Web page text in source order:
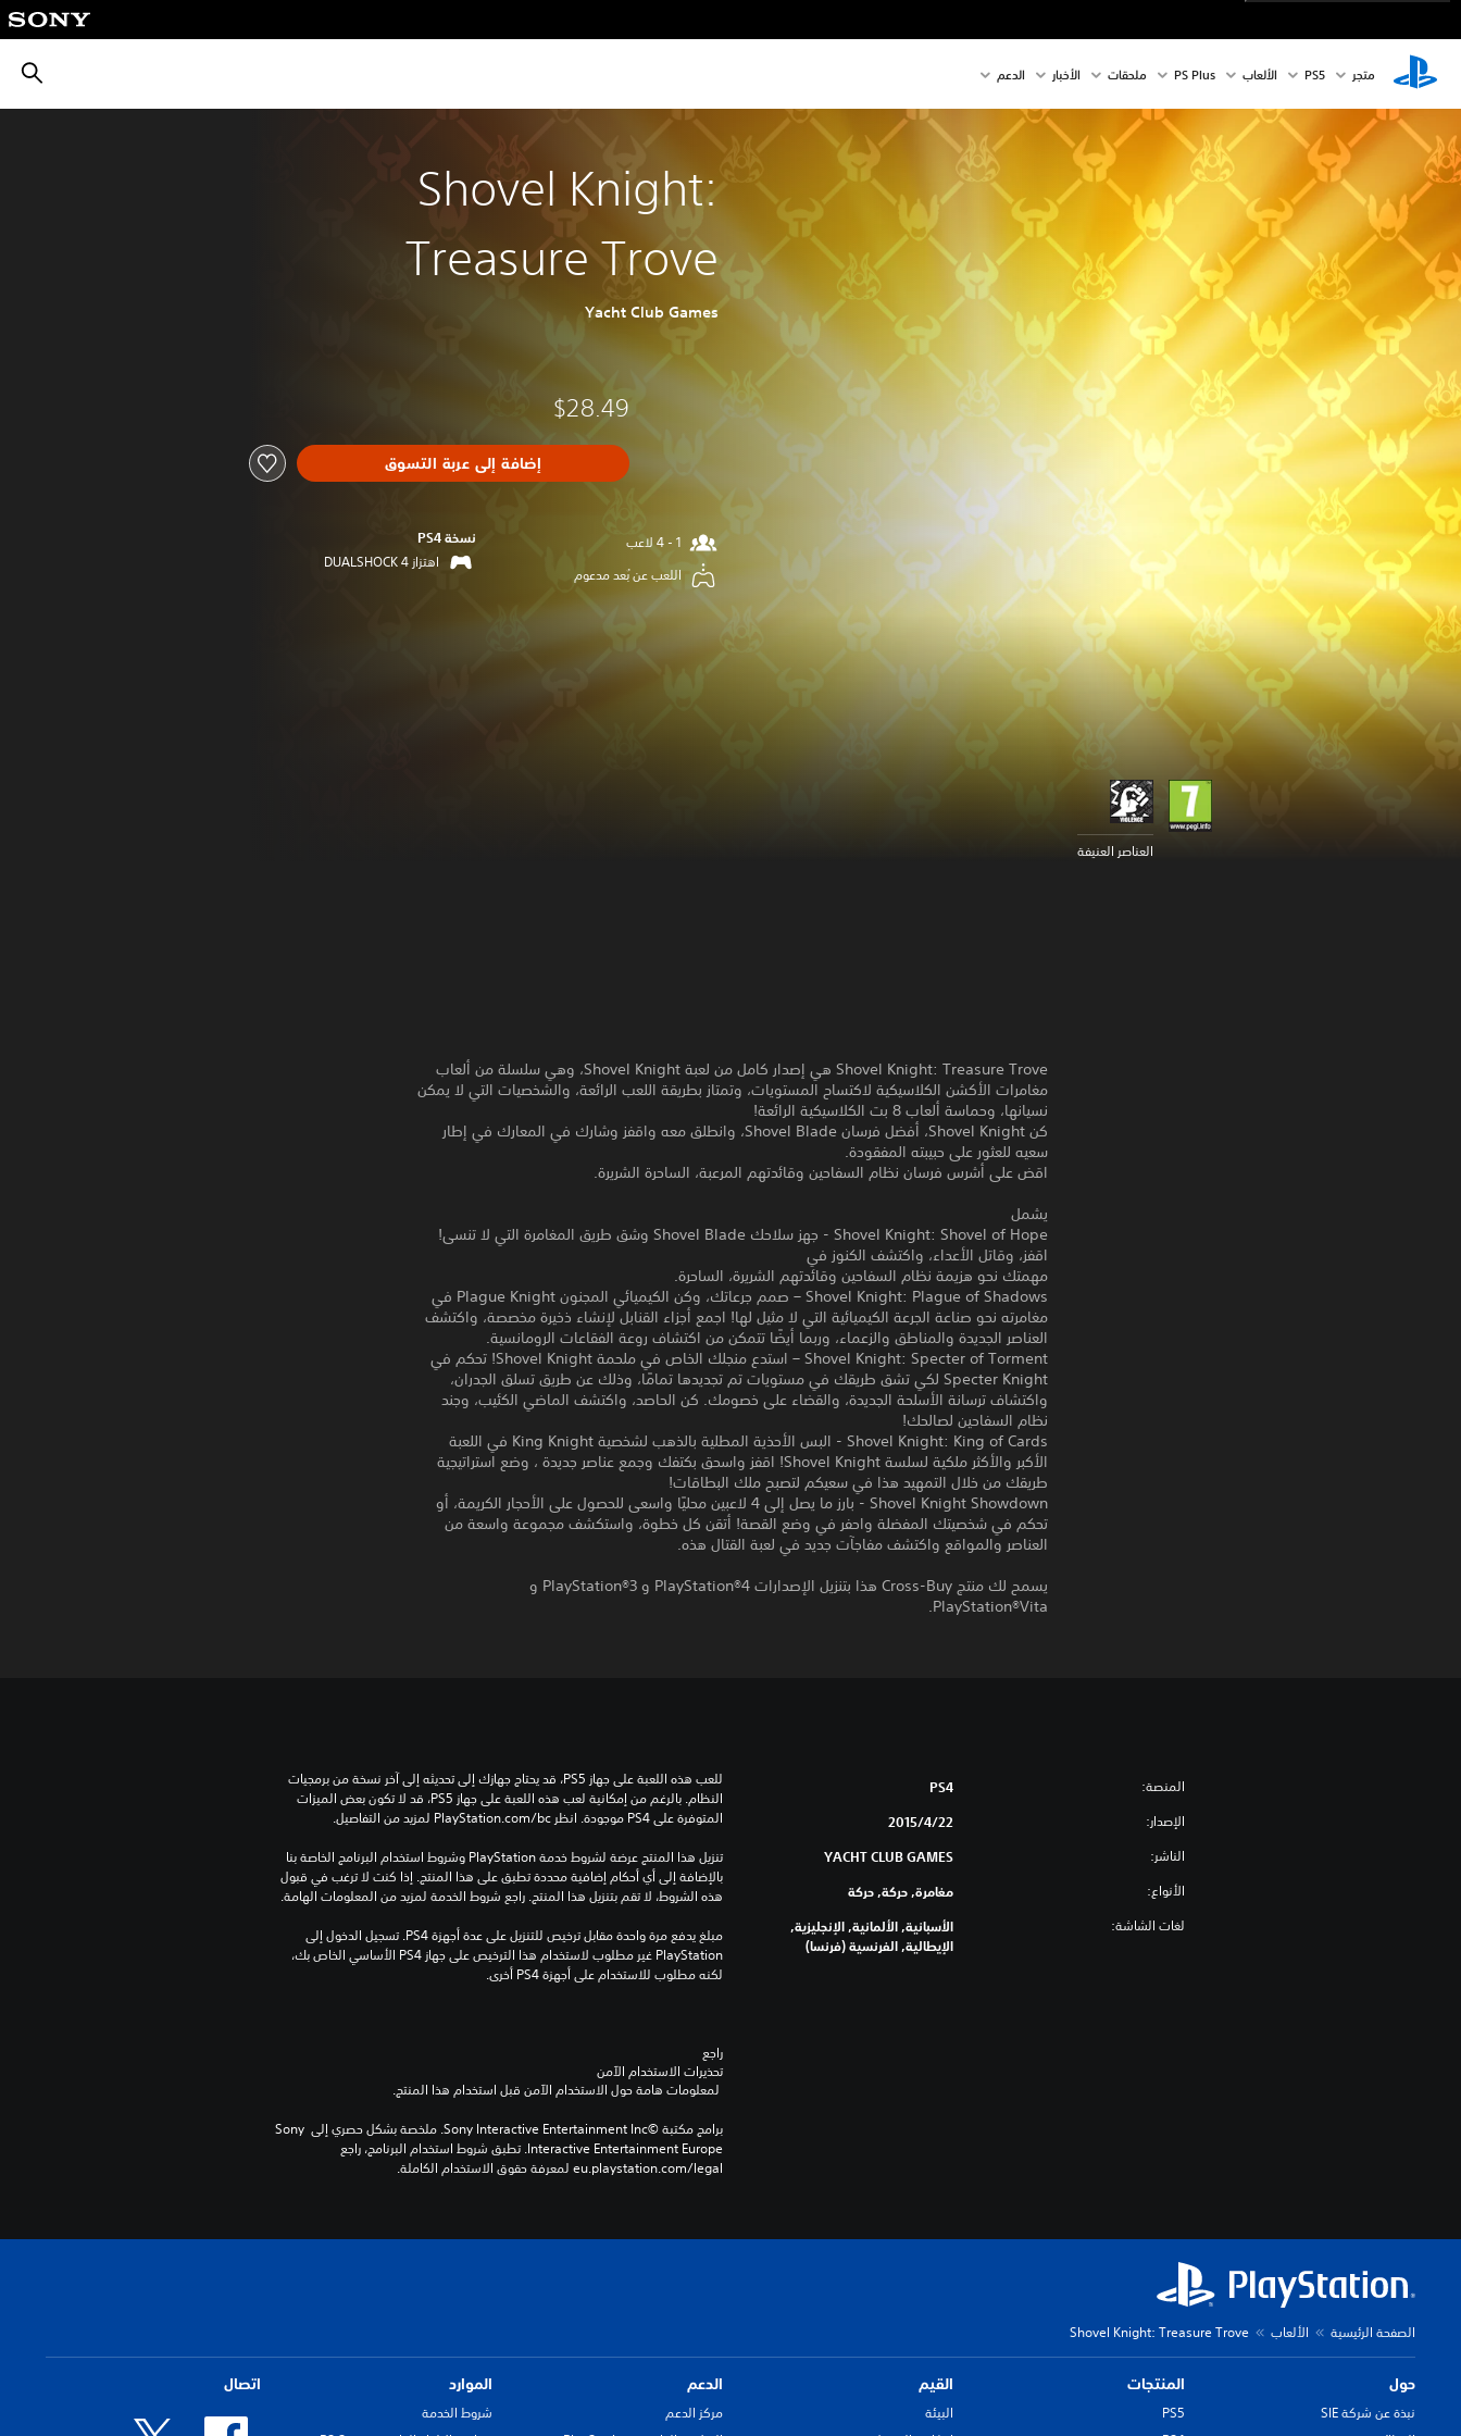
متجر PS5‏ الألعاب PS Plus ملحقات الأخبار الدعم
Shovel Knight:
Treasure Trove
Yacht Club Games
$28.49
إضافة إلى عربة التسوق
اللعب عن بُعد مدعوم
نسخة PS4‏
اهتزاز DUALSHOCK 4‏
العناصر العنيفة
Shovel Knight: Treasure Trove هي إصدار كامل من لعبة Shovel Knight، وهي سلسلة من ألعاب
مغامرات الأكشن الكلاسيكية لاكتساح المستويات، وتمتاز بطريقة اللعب الرائعة، والشخصيات التي لا يمكن
نسيانها، وحماسة ألعاب 8 بت الكلاسيكية الرائعة!
كن Shovel Knight، أفضل فرسان Shovel Blade، وانطلق معه واقفز وشارك في المعارك في إطار
سعيه للعثور على حبيبته المفقودة.
اقض على أشرس فرسان نظام السفاحين وقائدتهم المرعبة، الساحرة الشريرة.
يشمل
Shovel Knight: Shovel of Hope - جهز سلاحك Shovel Blade وشق طريق المغامرة التي لا تنسى!
اقفز، وقاتل الأعداء، واكتشف الكنوز في
مهمتك نحو هزيمة نظام السفاحين وقائدتهم الشريرة، الساحرة.
Shovel Knight: Plague of Shadows – صمم جرعاتك، وكن الكيميائي المجنون Plague Knight في
مغامرته نحو صناعة الجرعة الكيميائية التي لا مثيل لها! اجمع أجزاء القنابل لإنشاء ذخيرة مخصصة، واكتشف
العناصر الجديدة والمناطق والزعماء، وربما أيضًا تتمكن من اكتشاف روعة الفقاعات الرومانسية.
Shovel Knight: Specter of Torment – استدع منجلك الخاص في ملحمة Shovel Knight! تحكم في
Specter Knight لكي تشق طريقك في مستويات تم تجديدها تمامًا، وذلك عن طريق تسلق الجدران،
واكتشاف ترسانة الأسلحة الجديدة، والقضاء على خصومك. كن الحاصد، واكتشف الماضي الكئيب، وجند
نظام السفاحين لصالحك!
Shovel Knight: King of Cards - البس الأحذية المطلية بالذهب لشخصية King Knight في اللعبة
الأكبر والأكثر ملكية لسلسة Shovel Knight! اقفز واسحق بكتفك وجمع عناصر جديدة ، وضع استراتيجية
طريقك من خلال التمهيد هذا في سعيكم لتصبح ملك البطاقات!
Shovel Knight Showdown - بارز ما يصل إلى 4 لاعبين محليًا واسعى للحصول على الأحجار الكريمة، أو
تحكم في شخصيتك المفضلة واحفر في وضع القصة! أتقن كل خطوة، واستكشف مجموعة واسعة من
العناصر والمواقع واكتشف مفاجآت جديد في لعبة القتال هذه.
يسمح لك منتج Cross-Buy هذا بتنزيل الإصدارات PlayStation®4 و PlayStation®3 و
PlayStation®Vita.
المنصة: PS4
الإصدار: 22‏/4‏/2015
الناشر: YACHT CLUB GAMES
الأنواع: مغامرة, حركة, حركة
لغات الشاشة:
الأسبانية, الألمانية, الإنجليزية,
الإيطالية, الفرنسية (فرنسا)
للعب هذه اللعبة على جهاز PS5، قد يحتاج جهازك إلى تحديثه إلى آخر نسخة من برمجيات
النظام. بالرغم من إمكانية لعب هذه اللعبة على جهاز PS5، قد لا تكون بعض الميزات
المتوفرة على PS4 موجودة. انظر ‎PlayStation.com/bc لمزيد من التفاصيل.
بالإضافة إلى أي أحكام إضافية محددة تطبق على هذا المنتج. إذا كنت لا ترغب في قبول
هذه الشروط، لا تقم بتنزيل هذا المنتج. راجع شروط الخدمة لمزيد من المعلومات الهامة.
مبلغ يدفع مرة واحدة مقابل ترخيص للتنزيل على عدة أجهزة PS4. تسجيل الدخول إلى
لكنه مطلوب للاستخدام على أجهزة PS4 أخرى.
راجع
تحذيرات الاستخدام الآمن
برامج مكتبة ©Sony Interactive Entertainment Inc. ملخصة بشكل حصري إلى Sony
eu.playstation.com/legal لمعرفة حقوق الاستخدام الكاملة.
الصفحة الرئيسية الألعاب Shovel Knight: Treasure Trove
حول
نبذة عن شركة SIE
المنتجات
PS5
القيم
البيئة
الدعم
مركز الدعم
الموارد
شروط الخدمة
اتصال